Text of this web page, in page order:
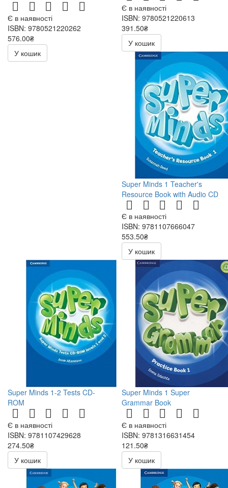
Є в наявності
ISBN: 9780521220262
576.00₴
1152.00₴
У кошик
Є в наявності
ISBN: 9780521220613
391.50₴
783.00₴
У кошик
Super Minds 1 Teacher's
Resource Book with Audio CD
Є в наявності
ISBN: 9781107666047
553.50₴
1107.00₴
У кошик
Super Minds 1-2 Tests CD-
ROM
Є в наявності
ISBN: 9781107429628
274.50₴
549.00₴
У кошик
Super Minds 1 Super
Grammar Book
Є в наявності
ISBN: 9781316631454
121.50₴
243.00₴
У кошик